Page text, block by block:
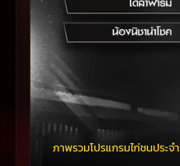
ภาพรวมโปรแกรมไก่ชนประจ